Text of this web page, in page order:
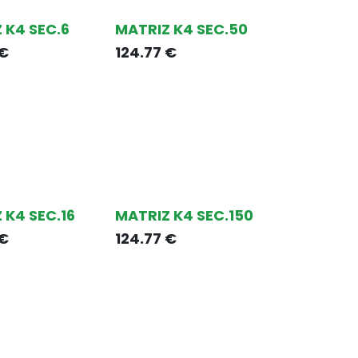
K4 SEC.6
MATRIZ K4 SEC.50
124.77 €
SEC.16
MATRIZ K4 SEC.150
124.77 €